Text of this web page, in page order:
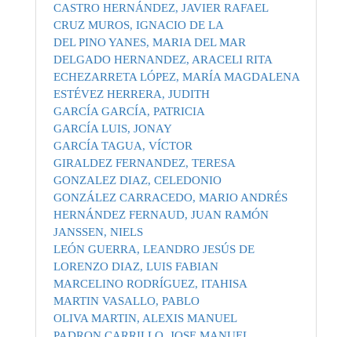
CASTRO HERNÁNDEZ, JAVIER RAFAEL
CRUZ MUROS, IGNACIO DE LA
DEL PINO YANES, MARIA DEL MAR
DELGADO HERNANDEZ, ARACELI RITA
ECHEZARRETA LÓPEZ, MARÍA MAGDALENA
ESTÉVEZ HERRERA, JUDITH
GARCÍA GARCÍA, PATRICIA
GARCÍA LUIS, JONAY
GARCÍA TAGUA, VÍCTOR
GIRALDEZ FERNANDEZ, TERESA
GONZALEZ DIAZ, CELEDONIO
GONZÁLEZ CARRACEDO, MARIO ANDRÉS
HERNÁNDEZ FERNAUD, JUAN RAMÓN
JANSSEN, NIELS
LEÓN GUERRA, LEANDRO JESÚS DE
LORENZO DIAZ, LUIS FABIAN
MARCELINO RODRÍGUEZ, ITAHISA
MARTIN VASALLO, PABLO
OLIVA MARTIN, ALEXIS MANUEL